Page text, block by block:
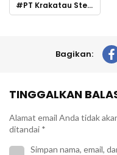
PT Krakatau Steel
Bagikan:
TINGGALKAN
Alamat email Anda tidak
ditandai *
Simpan nama, email,